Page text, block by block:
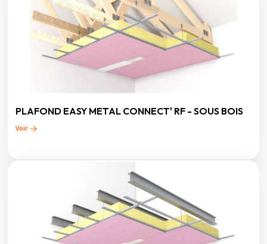
PLAFOND EASY METAL CONNECT' RF - SOUS BOIS
Voir